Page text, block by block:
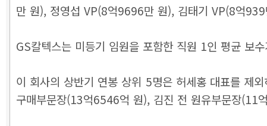
만 원), 정영섭 VP(8억9696만 원), 김태기 VP(8억
GS칼텍스는 미등기 임원을 포함한 직원 1인 평균
이 회사의 상반기 연봉 상위 5명은 허세홍 대표를 제
구매부문장(13억6546억 원), 김진 전 원유부문장